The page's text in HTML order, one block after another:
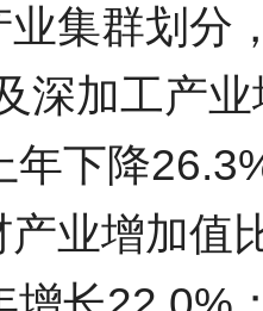
集群划分
深加工产
年下降
业增加值